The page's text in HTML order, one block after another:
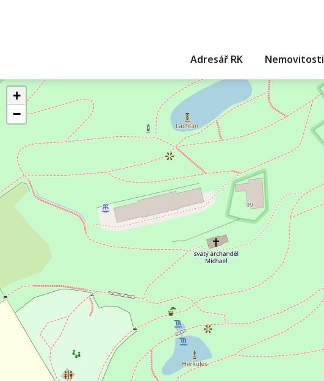
Adresář RK Nemovitosti
+
−